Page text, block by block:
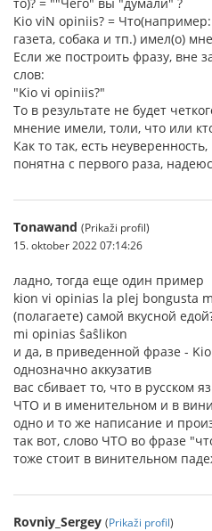
Kio viN opiniis? =
газета, собака и тп.) имел(о)
Если же построить фразу, вне
слов:
"Kio vi opiniis?"
То в результате не будет
мнение имели, толи, что или
Как то так, есть
понятна с первого раза,
Tonawand (Prikaži profil)
15. oktober 2022 07:14:26
ладно, тогда еще один пример
kion vi opinias la plej bongusta
(полагаете) самой вкусной
mi opinias ŝaŝlikon
и да, в приведенной фразе -
однозначно аккузатив
вас сбивает то, что в русском
ЧТО и в именительном и в
одно и то же написание и
так вот, слово ЧТО во фразе
тоже стоит в винительном
Rovniy_Sergey (Prikaži profil)